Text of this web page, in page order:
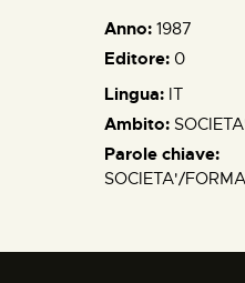
Anno: 1987
Editore: 0
Lingua: IT
Ambito:
Parole chiave:
SOCIETA'/